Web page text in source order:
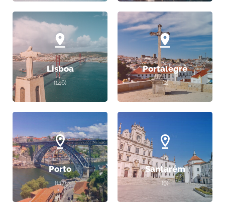
Lisboa
(146)
Portalegre
(2)
Porto
(117)
Santarém
(9)